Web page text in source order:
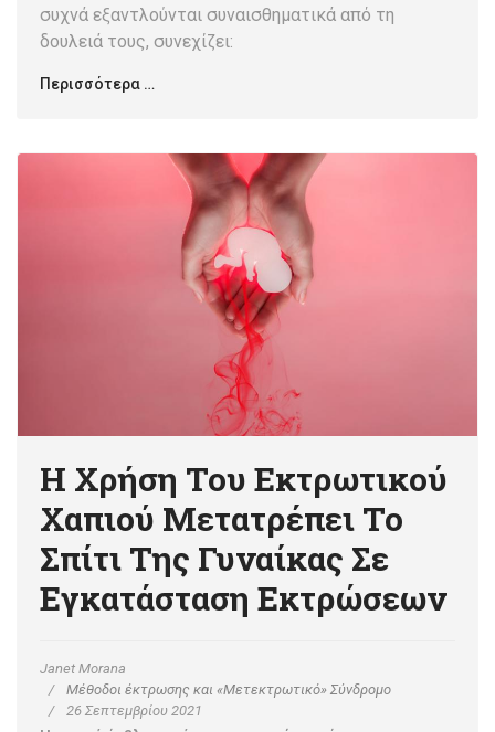
συχνά εξαντλούνται συναισθηματικά από τη
δουλειά τους, συνεχίζει:
Περισσότερα …
Η Χρήση Του Εκτρωτικού
Χαπιού Μετατρέπει Το
Σπίτι Της Γυναίκας Σε
Εγκατάσταση Εκτρώσεων
Janet Morana
Μέθοδοι έκτρωσης και «Μετεκτρωτικό» Σύνδρομο
26 Σεπτεμβρίου 2021